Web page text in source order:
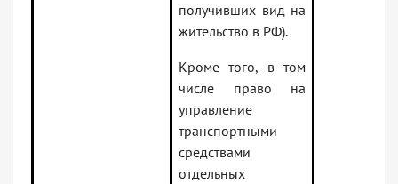
получивших вид на
жительство в РФ).
Кроме того, в том
числе право на
управление
транспортными
средствами
отдельных